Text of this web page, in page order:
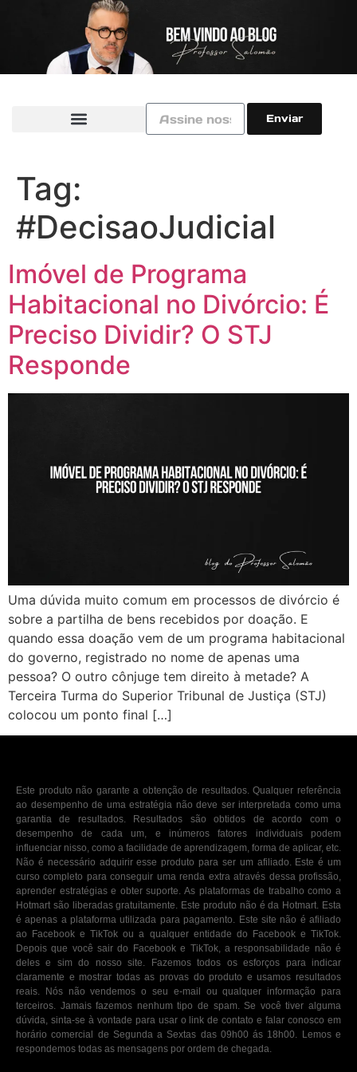
Enviar
Tag:
#DecisaoJudicial
Imóvel de Programa
Habitacional no Divórcio: É
Preciso Dividir? O STJ
Responde
Uma dúvida muito comum em processos de divórcio é
sobre a partilha de bens recebidos por doação. E
quando essa doação vem de um programa habitacional
do governo, registrado no nome de apenas uma
pessoa? O outro cônjuge tem direito à metade? A
Terceira Turma do Superior Tribunal de Justiça (STJ)
colocou um ponto final […]
Este produto não garante a obtenção de resultados. Qualquer referência
ao desempenho de uma estratégia não deve ser interpretada como uma
garantia de resultados. Resultados são obtidos de acordo com o
desempenho de cada um, e inúmeros fatores individuais podem
influenciar nisso, como a facilidade de aprendizagem, forma de aplicar, etc.
Não é necessário adquirir esse produto para ser um afiliado. Este é um
curso completo para conseguir uma renda extra através dessa profissão,
aprender estratégias e obter suporte. As plataformas de trabalho como a
Hotmart são liberadas gratuitamente. Este produto não é da Hotmart. Esta
é apenas a plataforma utilizada para pagamento. Este site não é afiliado
ao Facebook e TikTok ou a qualquer entidade do Facebook e TikTok.
Depois que você sair do Facebook e TikTok, a responsabilidade não é
deles e sim do nosso site. Fazemos todos os esforços para indicar
claramente e mostrar todas as provas do produto e usamos resultados
reais. Nós não vendemos o seu e-mail ou qualquer informação para
terceiros. Jamais fazemos nenhum tipo de spam. Se você tiver alguma
dúvida, sinta-se à vontade para usar o link de contato e falar conosco em
horário comercial de Segunda a Sextas das 09h00 ás 18h00. Lemos e
respondemos todas as mensagens por ordem de chegada.